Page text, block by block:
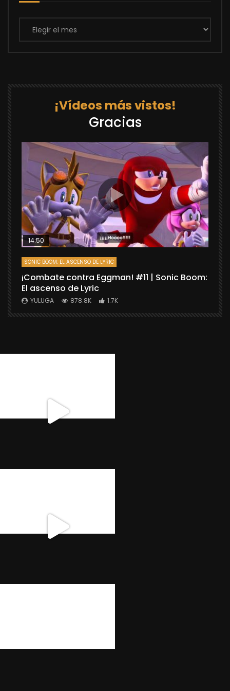
Archivos
¡Vídeos más vistos!
Gracias
14:50
SONIC BOOM: EL ASCENSO DE LYRIC
¡Combate contra Eggman! #11 | Sonic Boom:
El ascenso de Lyric
YULUGA 878.8K 1.7K